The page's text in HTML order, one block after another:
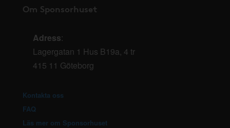
Om Sponsorhuset
Adress:
Lagergatan 1 Hus B19a, 4 tr
415 11 Göteborg
Kontakta oss
FAQ
Läs mer om Sponsorhuset